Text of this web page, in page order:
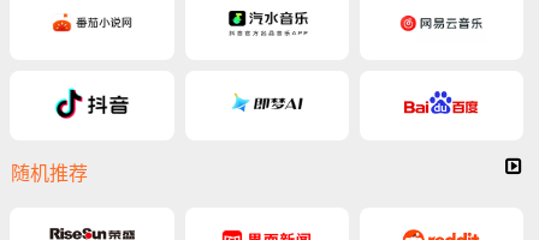
随机推荐